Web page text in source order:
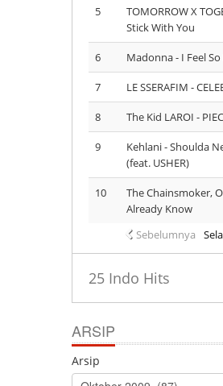
5
TOMORROW X
Stick With You
6 Madonna - I Feel So
7 LE SSERAFIM -
8 The Kid LAROI -
9
Kehlani - Shoulda
(feat. USHER)
10
The Chainsmoker,
Already Know
Sebelumnya
25 Indo Hits
ARSIP
Arsip